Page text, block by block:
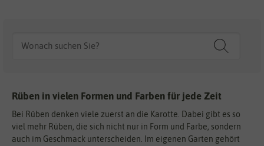
Rüben in vielen Formen und Farben für jede Zeit
Bei Rüben denken viele zuerst an die Karotte. Dabei gibt es so
viel mehr Rüben, die sich nicht nur in Form und Farbe, sondern
auch im Geschmack unterscheiden. Im eigenen Garten gehört